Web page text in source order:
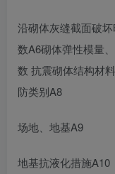
沿砌体灰缝截面破
数A6砌体弹性模量
数 抗震砌体结构材
防类别A8
场地、地基A9
地基抗液化措施A10